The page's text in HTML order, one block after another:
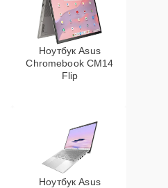
Ноутбук Asus
Chromebook CM14
Flip
Ноутбук Asus